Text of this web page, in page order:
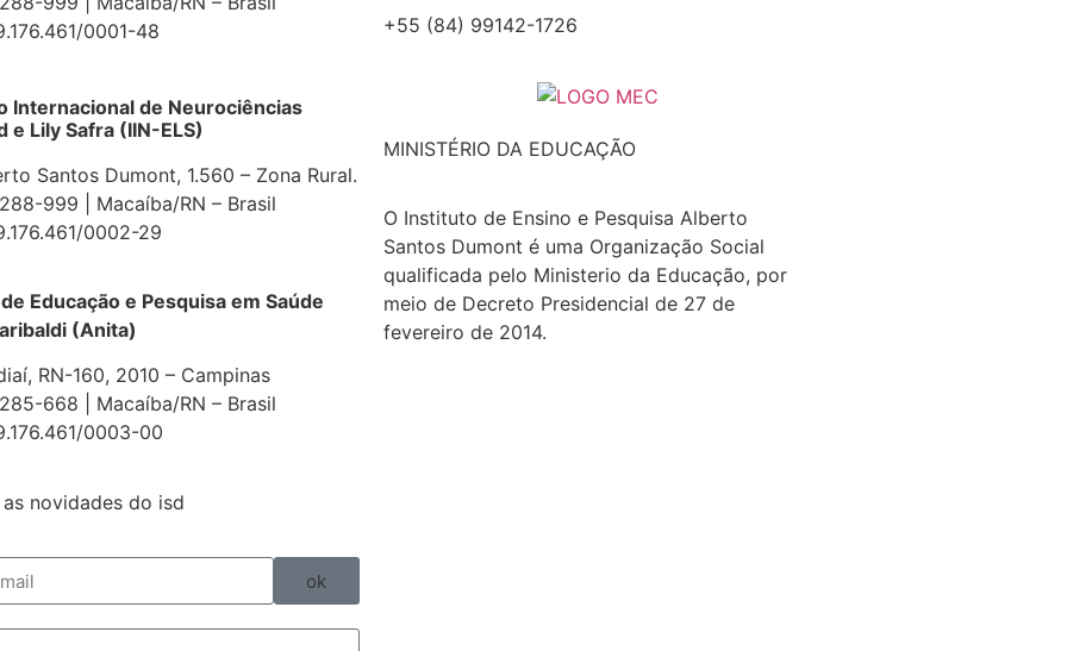
0001-48
Internacional de Neurociências
e Lily Safra (IIN-ELS)
Santos Dumont, 1.560 – Zona Rural.
999 | Macaíba/RN – Brasil
0002-29
Educação e Pesquisa em Saúde
(Anita)
RN-160, 2010 – Campinas
668 | Macaíba/RN – Brasil
0003-00
as novidades do isd
ok
+55 (84) 99142-1726
MINISTÉRIO DA EDUCAÇÃO
O Instituto de Ensino e Pesquisa Alberto
Santos Dumont é uma Organização Social
qualificada pelo Ministerio da Educação, por
meio de Decreto Presidencial de 27 de
fevereiro de 2014.